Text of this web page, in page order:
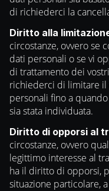
di richiederci la
Diritto alla
circostanze, ovvero se
dati personali o se vi
di trattamento dei
richiederci di limitare
personali fino a
sia stata individuata.
Diritto di opporsi al
circostanze, ovvero
legittimo interesse al
ha il diritto di opporsi,
situazione particolare,